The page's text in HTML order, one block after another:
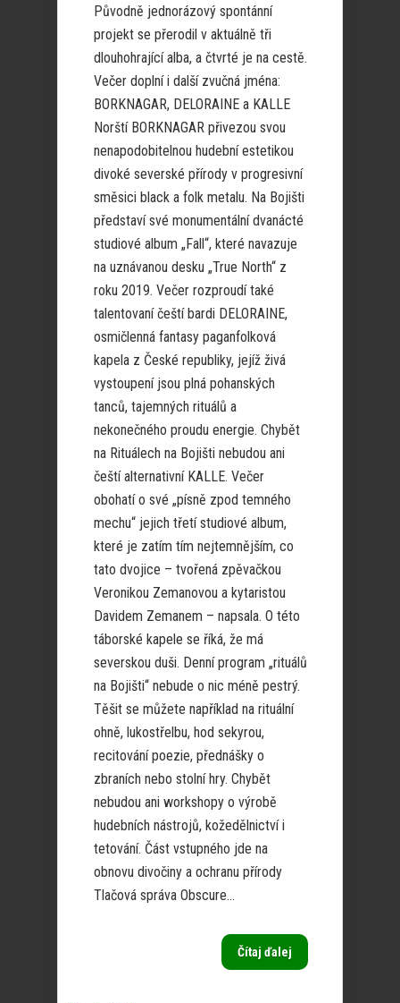
Původně jednorázový spontánní
projekt se přerodil v aktuálně tři
dlouhohrající alba, a čtvrté je na cestě.
Večer doplní i další zvučná jména:
BORKNAGAR, DELORAINE a KALLE
Norští BORKNAGAR přivezou svou
nenapodobitelnou hudební estetikou
divoké severské přírody v progresivní
směsici black a folk metalu. Na Bojišti
představí své monumentální dvanácté
studiové album „Fall“, které navazuje
na uznávanou desku „True North“ z
roku 2019. Večer rozproudí také
talentovaní čeští bardi DELORAINE,
osmičlenná fantasy paganfolková
kapela z České republiky, jejíž živá
vystoupení jsou plná pohanských
tanců, tajemných rituálů a
nekonečného proudu energie. Chybět
na Rituálech na Bojišti nebudou ani
čeští alternativní KALLE. Večer
obohatí o své „písně zpod temného
mechu“ jejich třetí studiové album,
které je zatím tím nejtemnějším, co
tato dvojice – tvořená zpěvačkou
Veronikou Zemanovou a kytaristou
Davidem Zemanem – napsala. O této
táborské kapele se říká, že má
severskou duši. Denní program „rituálů
na Bojišti“ nebude o nic méně pestrý.
Těšit se můžete například na rituální
ohně, lukostřelbu, hod sekyrou,
recitování poezie, přednášky o
zbraních nebo stolní hry. Chybět
nebudou ani workshopy o výrobě
hudebních nástrojů, kožedělnictví i
tetování. Část vstupného jde na
obnovu divočiny a ochranu přírody
Tlačová správa Obscure...
Čítaj ďalej